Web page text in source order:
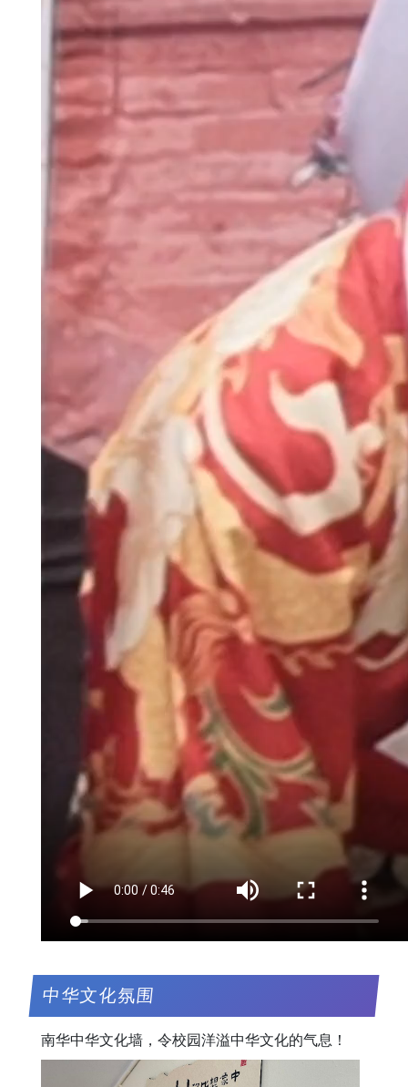
中华文化氛围
南华中华文化墙，令校园洋溢中华文化的气息！